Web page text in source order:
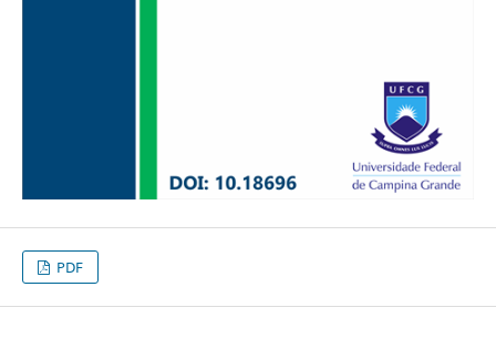
PDF